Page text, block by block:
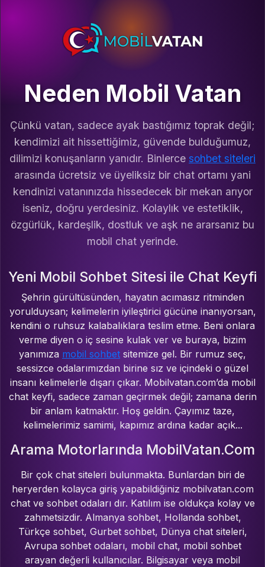
Neden Mobil Vatan
Çünkü vatan, sadece ayak bastığımız toprak değil;
kendimizi ait hissettiğimiz, güvende bulduğumuz,
dilimizi konuşanların yanıdır. Binlerce sohbet siteleri
arasında ücretsiz ve üyeliksiz bir chat ortamı yani
kendinizi vatanınızda hissedecek bir mekan arıyor
iseniz, doğru yerdesiniz. Kolaylık ve estetiklik,
özgürlük, kardeşlik, dostluk ve aşk ne ararsanız bu
mobil chat yerinde.
Yeni Mobil Sohbet Sitesi ile Chat Keyfi
Şehrin gürültüsünden, hayatın acımasız ritminden
yorulduysan; kelimelerin iyileştirici gücüne inanıyorsan,
kendini o ruhsuz kalabalıklara teslim etme. Beni onlara
verme diyen o iç sesine kulak ver ve buraya, bizim
yanımıza mobil sohbet sitemize gel. Bir rumuz seç,
sessizce odalarımızdan birine sız ve içindeki o güzel
insanı kelimelerle dışarı çıkar. Mobilvatan.com’da mobil
chat keyfi, sadece zaman geçirmek değil; zamana derin
bir anlam katmaktır. Hoş geldin. Çayımız taze,
kelimelerimiz samimi, kapımız ardına kadar açık...
Arama Motorlarında MobilVatan.Com
Bir çok chat siteleri bulunmakta. Bunlardan biri de
heryerden kolayca giriş yapabildiğiniz mobilvatan.com
chat ve sohbet odaları dır. Katılım ise oldukça kolay ve
zahmetsizdir. Almanya sohbet, Hollanda sohbet,
Türkçe sohbet, Gurbet sohbet, Dünya chat siteleri,
Avrupa sohbet odaları, mobil chat, mobil sohbet
arayan değerli kullanıcılar. Bilgisayar veya mobil